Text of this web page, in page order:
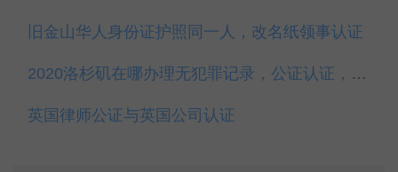
旧金山华人身份证护照同一人，改名纸领事认证
2020洛杉矶在哪办理无犯罪记录，公证认证，回国使用
英国律师公证与英国公司认证